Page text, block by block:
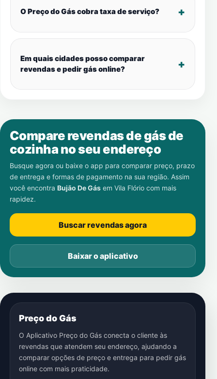
O Preço do Gás cobra taxa de serviço?
Em quais cidades posso comparar
revendas e pedir gás online?
Compare revendas de gás de
cozinha no seu endereço
Busque agora ou baixe o app para comparar preço, prazo
de entrega e formas de pagamento na sua região. Assim
você encontra Bujão De Gás em Vila Flório com mais
rapidez.
Buscar revendas agora
Baixar o aplicativo
Preço do Gás
O Aplicativo Preço do Gás conecta o cliente às
revendas que atendem seu endereço, ajudando a
comparar opções de preço e entrega para pedir gás
online com mais praticidade.